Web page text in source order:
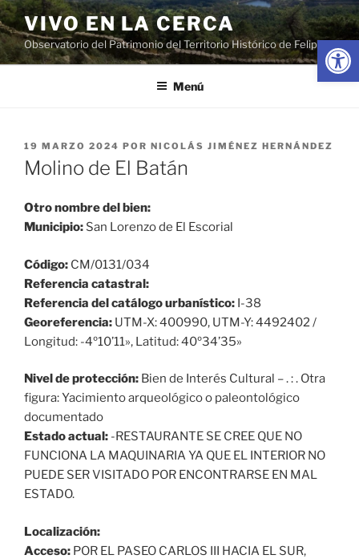
Abrir
Saltar
al
contenido
VIVO EN LA CERCA
Observatorio del Patrimonio del Territorio Histórico de Felipe II
Menú
PUBLICADO
EL
19 MARZO 2024 POR NICOLÁS JIMÉNEZ HERNÁNDEZ
Molino de El Batán
Otro nombre del bien:
Municipio: San Lorenzo de El Escorial
Código: CM/0131/034
Referencia catastral:
Referencia del catálogo urbanístico: I-38
Georeferencia: UTM-X: 400990, UTM-Y: 4492402 /
Longitud: -4º10’11», Latitud: 40º34’35»
Nivel de protección: Bien de Interés Cultural – . : . Otra
figura: Yacimiento arqueológico o paleontológico
documentado
Estado actual: -RESTAURANTE SE CREE QUE NO
FUNCIONA LA MAQUINARIA YA QUE EL INTERIOR NO
PUEDE SER VISITADO POR ENCONTRARSE EN MAL
ESTADO.
Localización:
Acceso: POR EL PASEO CARLOS III HACIA EL SUR,